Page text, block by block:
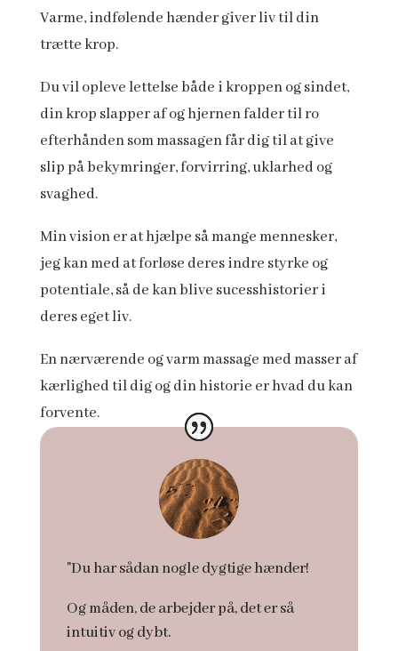
Varme, indfølende hænder giver liv til din
trætte krop.
Du vil opleve lettelse både i kroppen og sindet,
din krop slapper af og hjernen falder til ro
efterhånden som massagen får dig til at give
slip på bekymringer, forvirring, uklarhed og
svaghed.
Min vision er at hjælpe så mange mennesker,
jeg kan med at forløse deres indre styrke og
potentiale, så de kan blive sucesshistorier i
deres eget liv.
En nærværende og varm massage med masser af
kærlighed til dig og din historie er hvad du kan
forvente.
"Du har sådan nogle dygtige hænder!
Og måden, de arbejder på, det er så
intuitiv og dybt.